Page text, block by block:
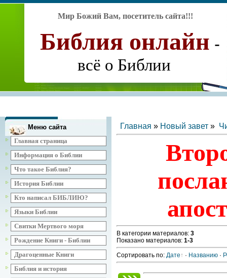
Мир Божий Вам, посетитель сайта!!!
Библия онлайн -
всё о Библии
Меню сайта
Главная страница
Информация о Библии
Что такое Библия?
История Библии
Кто написал БИБЛИЮ?
Языки Библии
Свитки Мертвого моря
Рождение Книги - Библии
Драгоценные Книги
Библия и история
Главная » Новый завет »
В категории материалов: 3
Показано материалов: 1-3
Сортировать по: Дате · Названию ·